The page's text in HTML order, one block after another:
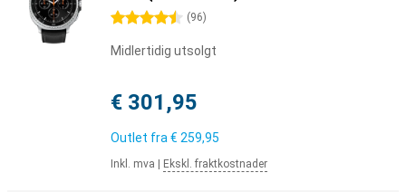
4.5 stjerner (96)
Midlertidig utsolgt
€ 301,95
Outlet fra € 259,95
Inkl. mva Ekskl. fraktkostnader